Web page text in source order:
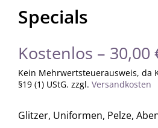
Specials
Kostenlos – 30,00
Kein Mehrwertsteuerausweis, da
§19 (1) UStG. zzgl. Versandkosten
Glitzer, Uniformen, Pelze,